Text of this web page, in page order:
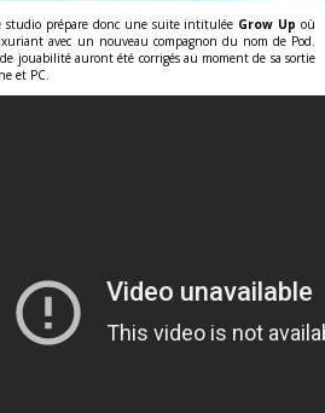
studio prépare donc une suite intitulée Grow Up où
avec un nouveau compagnon du nom de Pod.
jouabilité auront été corrigés au moment de sa sortie
et PC.